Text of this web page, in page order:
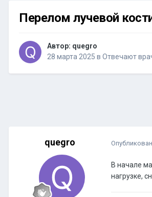
Перелом лучевой
Автор: quegro
28 марта 2025 в Отвечают
quegro
В начале
нагрузке,